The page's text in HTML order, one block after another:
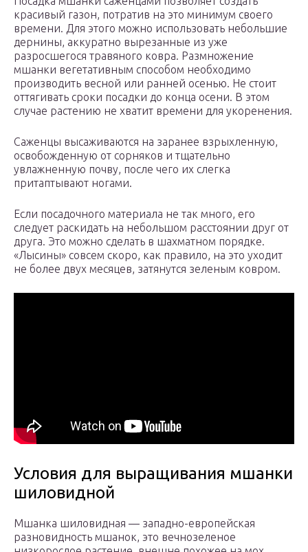
красивый газон, потратив на это минимум своего
времени. Для этого можно использовать небольшие
дернины, аккуратно вырезанные из уже
разросшегося травяного ковра. Размножение
мшанки вегетативным способом необходимо
производить весной или ранней осенью. Не стоит
оттягивать сроки посадки до конца осени. В этом
случае растению не хватит времени для укоренения.
Саженцы высаживаются на заранее взрыхленную,
освобожденную от сорняков и тщательно
увлажненную почву, после чего их слегка
притаптывают ногами.
Если посадочного материала не так много, его
следует раскидать на небольшом расстоянии друг от
друга. Это можно сделать в шахматном порядке.
«Лысины» совсем скоро, как правило, на это уходит
не более двух месяцев, затянутся зеленым ковром.
Условия для выращивания мшанки
шиловидной
Мшанка шиловидная — западно-европейская
разновидность мшанок, это вечнозеленое